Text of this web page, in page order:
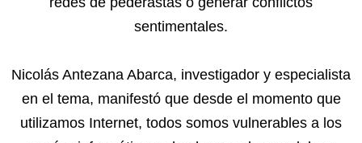
sentimentales.
Nicolás Antezana Abarca, investigador y especialista
en el tema, manifestó que desde el momento que
utilizamos Internet, todos somos vulnerables a los